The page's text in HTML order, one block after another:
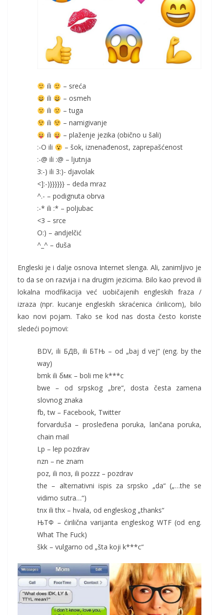
ili
– sreća
ili
– osmeh
ili
– tuga
ili
– namigivanje
ili
– plaženje jezika (obično u šali)
:-O ili
– šok, iznenađenost, zaprepašćenost
:-@ ili :@ – ljutnja
3:-) ili 3:)- djavolak
<]:-)}}}}}} – deda mraz
^.- – podignuta obrva
:-* ili :* – poljubac
<3 – srce
O:) – andjelčić
^_^ – duša
Engleski je i dalje osnova Internet slenga. Ali, zanimljivo je
to da se on razvija i na drugim jezicima. Bilo kao prevod ili
lokalna modfikacija već uobičajenih engleskih fraza /
izraza (npr. kucanje engleskih skraćenica ćirilicom), bilo
kao novi pojam. Tako se kod nas dosta često koriste
sledeći pojmovi:
BDV, ili БДВ, ili БТЊ – od „baj d vej“ (eng. by the
way)
bmk ili бмк – boli me k***c
bwe – od srpskog „bre“, dosta česta zamena
slovnog znaka
fb, tw – Facebook, Twitter
forvarduša – prosleđena poruka, lančana poruka,
chain mail
Lp – lep pozdrav
nzn – ne znam
poz, ili поз, ili pozzz – pozdrav
the – alternativni ispis za srpsko „da“ („…the se
vidimo sutra…“)
tnx ili thx – hvala, od engleskog „thanks“
ЊТФ – ćirilična varijanta engleskog WTF (od eng.
What The Fuck)
škk – vulgarno od „šta koji k***c“